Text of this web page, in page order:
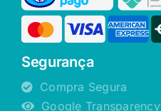
Segurança
Compra Segura
Google Transparency